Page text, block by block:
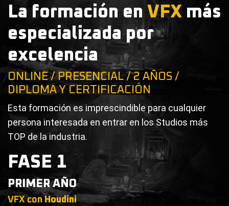
La formación en VFX más
especializada por
excelencia
ONLINE / PRESENCIAL / 2 AÑOS /
DIPLOMA Y CERTIFICACIÓN
Esta formación es imprescindible para cualquier
persona interesada en entrar en los Studios más
TOP de la industria.
FASE 1
PRIMER AÑO
VFX conHoudini